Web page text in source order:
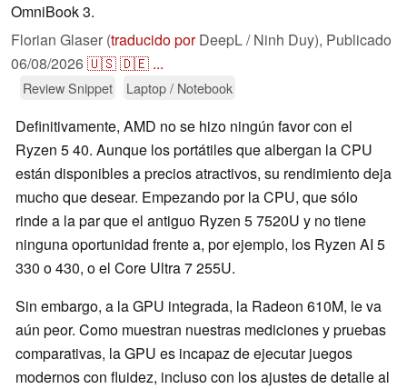
OmniBook 3.
Florian Glaser (traducido porDeepL / Ninh Duy), Publicado
06/08/2026🇺🇸🇩🇪 ...
Review Snippet Laptop / Notebook
Definitivamente, AMD no se hizo ningún favor con el
Ryzen 5 40. Aunque los portátiles que albergan la CPU
están disponibles a precios atractivos, su rendimiento deja
mucho que desear. Empezando por la CPU, que sólo
rinde a la par que el antiguo Ryzen 5 7520U y no tiene
ninguna oportunidad frente a, por ejemplo, los Ryzen AI 5
330 o 430, o el Core Ultra 7 255U.
Sin embargo, a la GPU integrada, la Radeon 610M, le va
aún peor. Como muestran nuestras mediciones y pruebas
comparativas, la GPU es incapaz de ejecutar juegos
modernos con fluidez, incluso con los ajustes de detalle al